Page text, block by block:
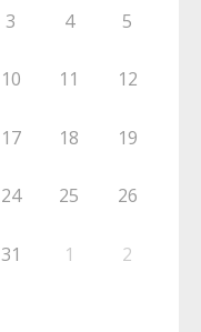
3 4 5
10 11 12
17 18 19
24 25 26
31 1 2